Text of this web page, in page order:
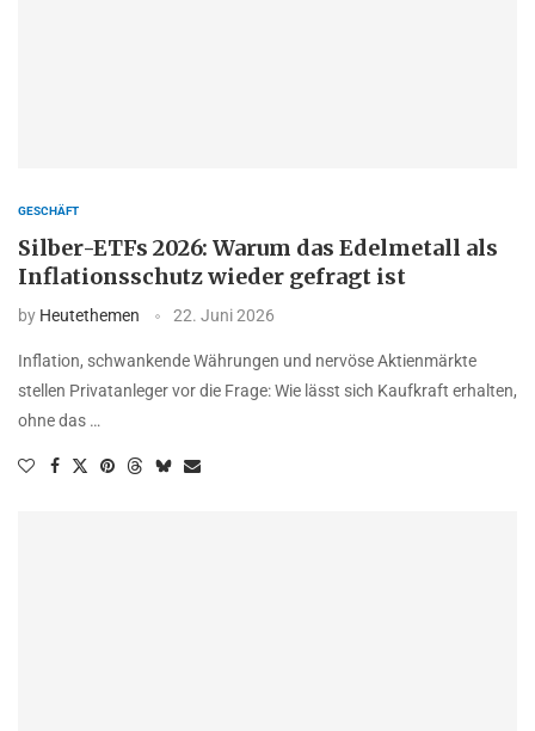
GESCHÄFT
Silber-ETFs 2026: Warum das Edelmetall als
Inflationsschutz wieder gefragt ist
by Heutethemen 22. Juni 2026
Inflation, schwankende Währungen und nervöse Aktienmärkte
stellen Privatanleger vor die Frage: Wie lässt sich Kaufkraft erhalten,
ohne das …